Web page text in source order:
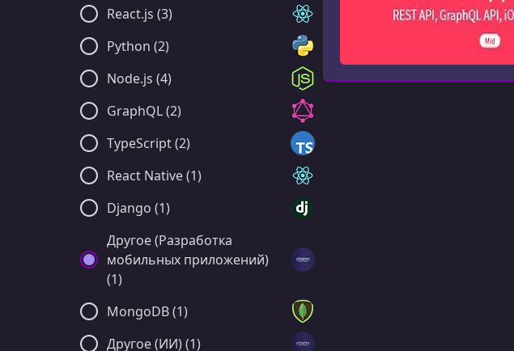
React.js (3)
Python (2)
Node.js (4)
GraphQL (2)
TypeScript (2)
React Native (1)
Django (1)
Другое (Разработка
мобильных приложений)
(1)
MongoDB (1)
Другое (ИИ) (1)